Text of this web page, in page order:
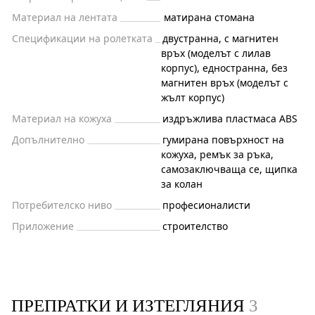
Материал на лентата
матирана стомана
Спецификации на ролетката
двустранна, с магнитен
връх (моделът с лилав
корпус), едностранна, без
магнитен връх (моделът с
жълт корпус)
Материал на кожуха
издръжлива пластмаса ABS
Допълнително
гумирана повърхност на
кожуха, ремък за ръка,
самозаключваща се, щипка
за колан
Потребителско ниво
професионалисти
Приложение
строителство
ПРЕПРАТКИ И ИЗТЕГЛЯНИЯ 3